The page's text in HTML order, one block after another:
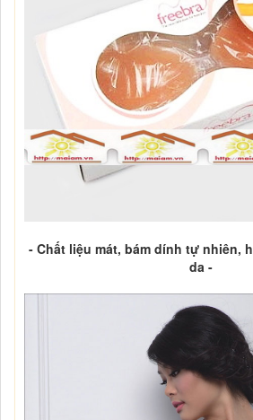
- Chất liệu mát, bám dính tự nhiên,
da -